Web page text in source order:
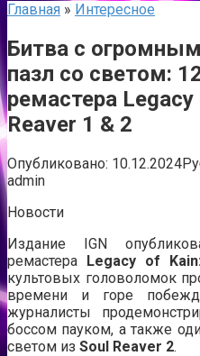
Главная » Интересное
Битва с
пазл со светом:
ремастера Legacy
Reaver 1 & 2
Опубликовано: 10.12.2024
admin
Новости
Издание IGN
ремастера Legacy of
культовых головоломок
времени и горе
журналисты
боссом пауком, а также
светом из Soul Reaver 2.